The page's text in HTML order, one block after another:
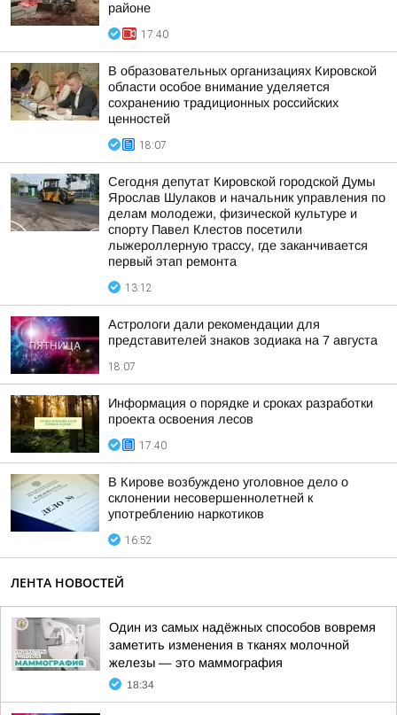
районе
17:40
В образовательных организациях Кировской
области особое внимание уделяется
сохранению традиционных российских
ценностей
18:07
Сегодня депутат Кировской городской Думы
Ярослав Шулаков и начальник управления по
делам молодежи, физической культуре и
спорту Павел Клестов посетили
лыжероллерную трассу, где заканчивается
первый этап ремонта
13:12
Астрологи дали рекомендации для
представителей знаков зодиака на 7 августа
18:07
Информация о порядке и сроках разработки
проекта освоения лесов
17:40
В Кирове возбуждено уголовное дело о
склонении несовершеннолетней к
употреблению наркотиков
16:52
ЛЕНТА НОВОСТЕЙ
Один из самых надёжных способов вовремя
заметить изменения в тканях молочной
железы — это маммография
18:34